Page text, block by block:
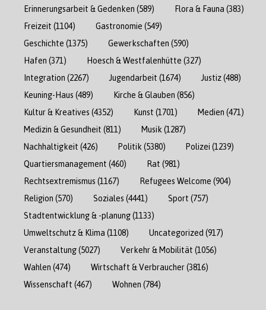
Erinnerungsarbeit & Gedenken (589) Flora & Fauna (383)
Freizeit (1104) Gastronomie (549)
Geschichte (1375) Gewerkschaften (590)
Hafen (371) Hoesch & Westfalenhütte (327)
Integration (2267) Jugendarbeit (1674) Justiz(488)
Keuning-Haus (489) Kirche & Glauben (856)
Kultur & Kreatives (4352) Kunst (1701) Medien (471)
Medizin & Gesundheit (811) Musik (1287)
Nachhaltigkeit (426) Politik (5380) Polizei (1239)
Quartiersmanagement (460) Rat (981)
Rechtsextremismus (1167) Refugees Welcome (904)
Religion (570) Soziales (4441) Sport (757)
Stadtentwicklung & -planung(1133)
Umweltschutz & Klima (1108) Uncategorized (917)
Veranstaltung(5027) Verkehr & Mobilität (1056)
Wahlen (474) Wirtschaft & Verbraucher(3816)
Wissenschaft (467) Wohnen (784)